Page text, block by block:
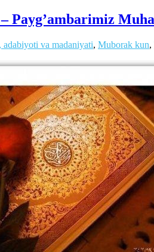
Payg’ambarimiz
va madaniyati, Muborak kun,